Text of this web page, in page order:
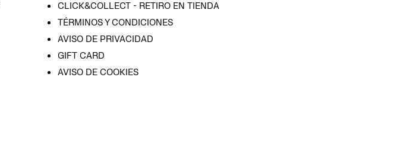
CLICK&COLLECT - RETIRO EN TIENDA
TÉRMINOS Y CONDICIONES
AVISO DE PRIVACIDAD
GIFT CARD
AVISO DE COOKIES